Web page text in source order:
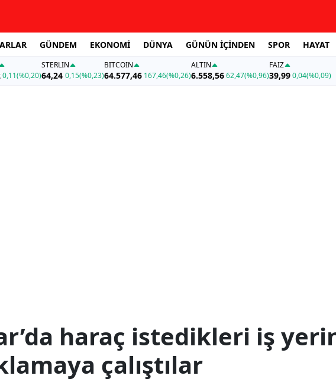
GÜNDEM EKONOMİ DÜNYA GÜNÜN İÇİNDEN SPOR HAYAT
0,11(%0,20)
STERLIN
64,24 0,15(%0,23)
BITCOIN
64.577,46 167,46(%0,26)
ALTIN
6.558,5662,47(%0,96)
FAİZ
39,990,04(%0,09)
haraç istedikleri iş
çalıştılar